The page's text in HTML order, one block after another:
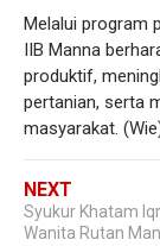
Melalui program
IIB Manna
produktif,
pertanian, serta
masyarakat.
NEXT
Syukur Khatam
Wanita Rutan